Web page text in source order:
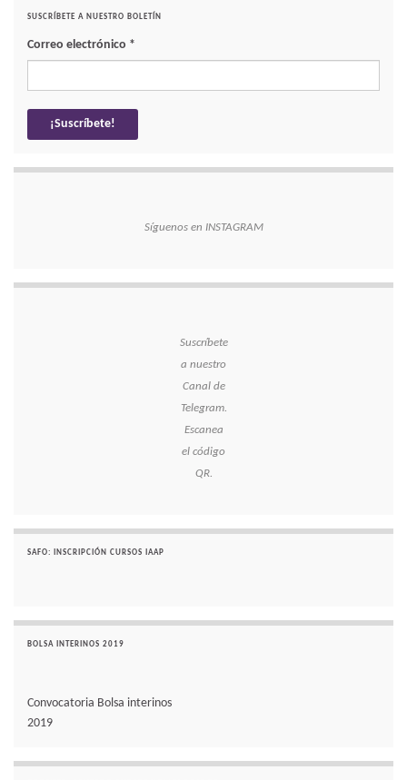
SUSCRÍBETE A NUESTRO BOLETÍN
Correo electrónico *
Síguenos en INSTAGRAM
Suscríbete
a nuestro
Canal de
Telegram.
Escanea
el código
QR.
SAFO: INSCRIPCIÓN CURSOS IAAP
BOLSA INTERINOS 2019
Convocatoria Bolsa interinos
2019